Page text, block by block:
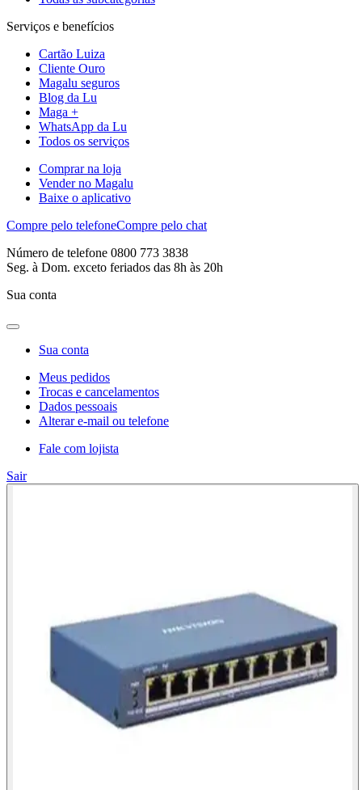
Serviços e benefícios
Cartão Luiza
Cliente Ouro
Magalu seguros
Blog da Lu
Maga +
WhatsApp da Lu
Todos os serviços
Comprar na loja
Vender no Magalu
Baixe o aplicativo
Compre pelo telefoneCompre pelo chat
Número de telefone 0800 773 3838
Seg. à Dom. exceto feriados das 8h às 20h
Sua conta
Sua conta
Meus pedidos
Trocas e cancelamentos
Dados pessoais
Alterar e-mail ou telefone
Fale com lojista
Sair